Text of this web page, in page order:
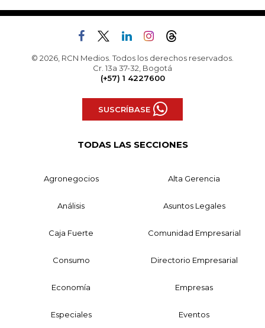
© 2026, RCN Medios. Todos los derechos reservados.
Cr. 13a 37-32, Bogotá
(+57) 1 4227600
SUSCRÍBASE
TODAS LAS SECCIONES
Agronegocios Alta Gerencia
Análisis Asuntos Legales
Caja Fuerte Comunidad Empresarial
Consumo Directorio Empresarial
Economía Empresas
Especiales Eventos